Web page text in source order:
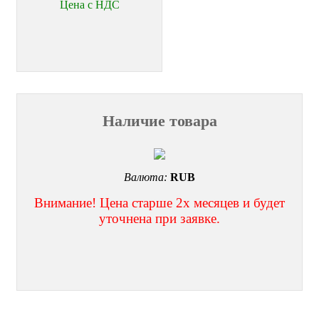
Цена с НДС
Наличие товара
Валюта: RUB
Внимание! Цена старше 2х месяцев и будет
уточнена при заявке.